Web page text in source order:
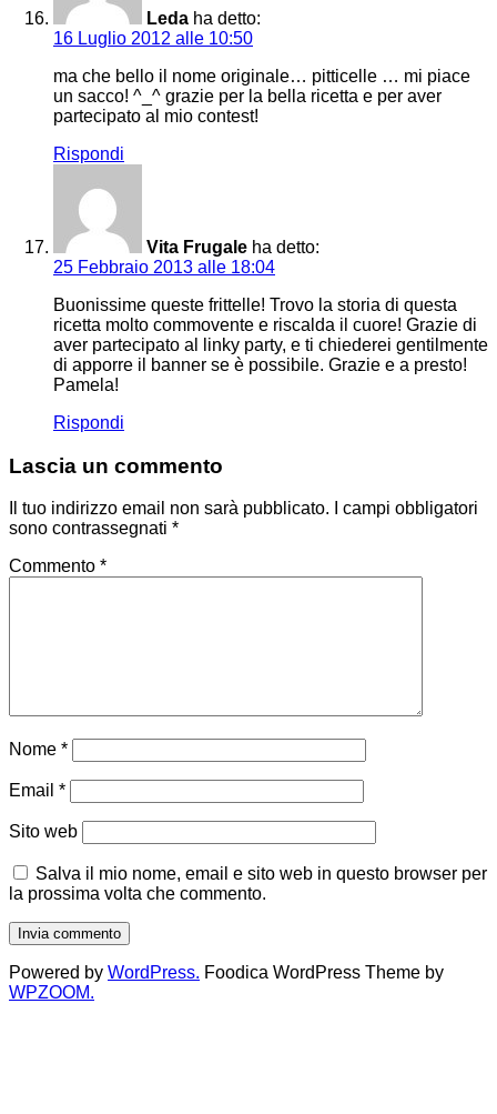
Leda ha detto:
16 Luglio 2012 alle 10:50
ma che bello il nome originale… pitticelle … mi piace
un sacco! ^_^ grazie per la bella ricetta e per aver
partecipato al mio contest!
Rispondi
Vita Frugale ha detto:
25 Febbraio 2013 alle 18:04
Buonissime queste frittelle! Trovo la storia di questa
ricetta molto commovente e riscalda il cuore! Grazie di
aver partecipato al linky party, e ti chiederei gentilmente
di apporre il banner se è possibile. Grazie e a presto!
Pamela!
Rispondi
Lascia un commento
Il tuo indirizzo email non sarà pubblicato.
I campi obbligatori
sono contrassegnati *
Commento *
Nome *
Email *
Sito web
Salva il mio nome, email e sito web in questo browser per
la prossima volta che commento.
Powered by WordPress. Foodica WordPress Theme by
WPZOOM.